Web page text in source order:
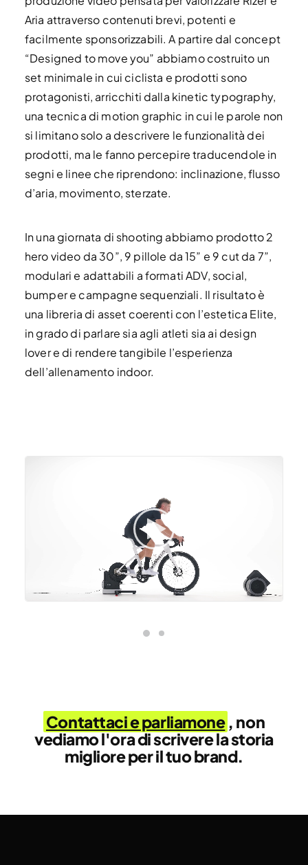
Aria attraverso contenuti brevi, potenti e
facilmente sponsorizzabili. A partire dal concept
“Designed to move you” abbiamo costruito un
set minimale in cui ciclista e prodotti sono
protagonisti, arricchiti dalla kinetic typography,
una tecnica di motion graphic in cui le parole non
si limitano solo a descrivere le funzionalità dei
prodotti, ma le fanno percepire traducendole in
segni e linee che riprendono: inclinazione, flusso
d’aria, movimento, sterzate.
In una giornata di shooting abbiamo prodotto 2
hero video da 30”, 9 pillole da 15” e 9 cut da 7”,
modulari e adattabili a formati ADV, social,
bumper e campagne sequenziali. Il risultato è
una libreria di asset coerenti con l’estetica Elite,
in grado di parlare sia agli atleti sia ai design
lover e di rendere tangibile l’esperienza
dell’allenamento indoor.
Contattaci e parliamone , non
vediamo l'ora di scrivere la storia
migliore per il tuo brand.